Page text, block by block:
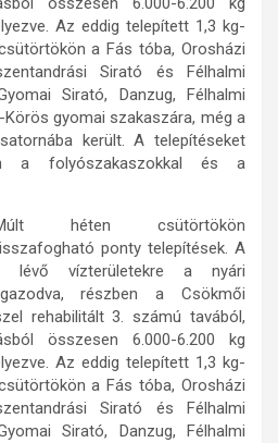
Az eddig telepített 1,3 kg-
a Fás tóba, Orosházi
Sirató és Félhalmi
Sirató, Danzug, Félhalmi
gyomai szakaszára, még a
került. A telepítéseket
a folyószakaszokkal és a
héten csütörtökön
ponty telepítések. A
lévő vízterületekre a nyári
részben a Csökmői
rehabilitált 3. számú tavából,
összesen 6.000-6.200 kg
Az eddig telepített 1,3 kg-
a Fás tóba, Orosházi
Sirató és Félhalmi
Sirató, Danzug, Félhalmi